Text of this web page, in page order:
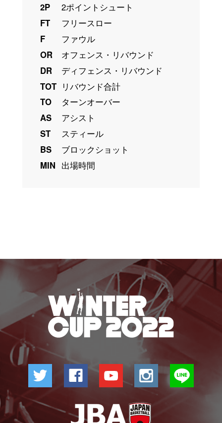
2P
2ポイントシュート
FT
フリースロー
F
ファウル
OR
オフェンス・リバウンド
DR
ディフェンス・リバウンド
TOT リバウンド合計
TO
ターンオーバー
AS
アシスト
ST
スティール
BS
ブロックショット
MIN 出場時間